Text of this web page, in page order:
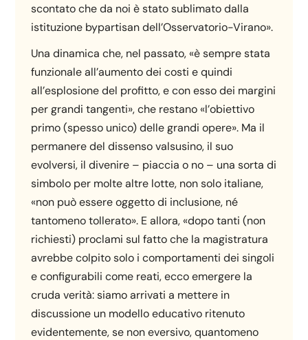
scontato che da noi è stato sublimato dalla
istituzione bypartisan dell’Osservatorio-Virano».
Una dinamica che, nel passato, «è sempre stata
funzionale all’aumento dei costi e quindi
all’esplosione del profitto, e con esso dei margini
per grandi tangenti», che restano «l’obiettivo
primo (spesso unico) delle grandi opere». Ma il
permanere del dissenso valsusino, il suo
evolversi, il divenire – piaccia o no – una sorta di
simbolo per molte altre lotte, non solo italiane,
«non può essere oggetto di inclusione, né
tantomeno tollerato». E allora, «dopo tanti (non
richiesti) proclami sul fatto che la magistratura
avrebbe colpito solo i comportamenti dei singoli
e configurabili come reati, ecco emergere la
cruda verità: siamo arrivati a mettere in
discussione un modello educativo ritenuto
evidentemente, se non eversivo, quantomeno